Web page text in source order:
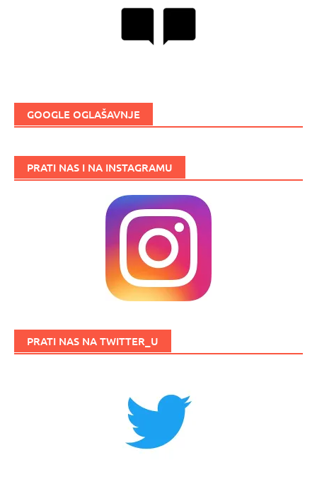
GOOGLE OGLAŠAVNJE
PRATI NAS I NA INSTAGRAMU
PRATI NAS NA TWITTER_U